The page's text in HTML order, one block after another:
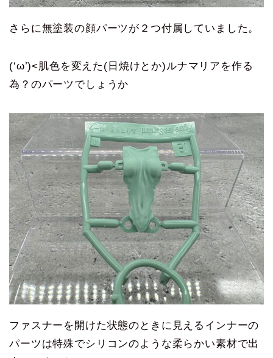
さらに無塗装の顔パーツが２つ付属していました。
(‘ω’)<肌色を変えた(日焼けとか)ルナマリアを作る
為？のパーツでしょうか
ファスナーを開けた状態のときに見えるインナーの
パーツは特殊でシリコンのような柔らかい素材で出